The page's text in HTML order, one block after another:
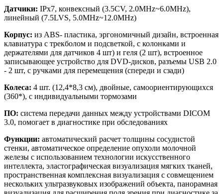
Датчики: IPx7, конвексный (3.5CV, 2.0MHz~6.0MHz),
линейный (7.5LVS, 5.0MHz~12.0MHz)
Корпус: из ABS- пластика, эргономичный дизайн, встроенная
клавиатура с трекболом и подсветкой, с колонками и
держателями для датчиков 4 шт) и геля (2 шт), встроенное
записывающее устройство для DVD-дисков, разъемы USB 2.0
- 2 шт, с ручками для перемещения (спереди и сзади)
Колеса: 4 шт. (12,4*8,3 см), двойные, самоориентирующихся
(360*), с индивидуальными тормозами
ПО: система передачи данных между устройствами DICOM
3.0, помогает в диагностике при обследованиях
Функции: автоматический расчет толщины сосудистой
стенки, автоматическое определение опухоли молочной
железы с использованием технологии искусственного
интеллекта, эластографическая визуализация мягких тканей,
пространственная комплексная визуализация с совмещением
нескольких ультразвуковых изображений объекта, панорамная